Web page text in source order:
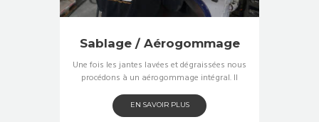
Sablage / Aérogommage
Une fois les jantes lavées et dégraissées nous
procédons à un aérogommage intégral. Il
EN SAVOIR PLUS